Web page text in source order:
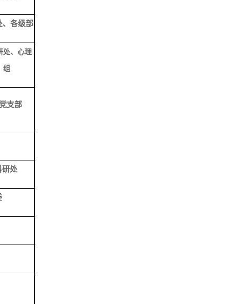
、各级部
处、心理
组
支部
研处